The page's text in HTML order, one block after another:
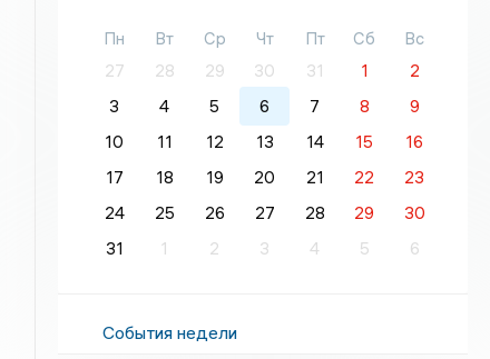
Пн Вт Ср Чт Пт Сб
Вс
27
28 29 30 31 1
2
3
4 5 6 7 8
9
10
11 12 13 14 15
16
17
18 19 20 21 22
23
24
25 26 27 28 29
30
31
1 2 3 4 5 6
События недели